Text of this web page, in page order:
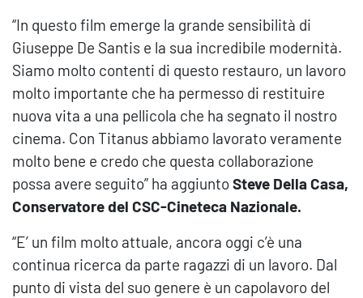
“In questo film emerge la grande sensibilità di
Giuseppe De Santis e la sua incredibile modernità.
Siamo molto contenti di questo restauro, un lavoro
molto importante che ha permesso di restituire
nuova vita a una pellicola che ha segnato il nostro
cinema. Con Titanus abbiamo lavorato veramente
molto bene e credo che questa collaborazione
possa avere seguito” ha aggiuntoSteve Della Casa,
Conservatore del CSC-Cineteca Nazionale.
“E’ un film molto attuale, ancora oggi c’è una
continua ricerca da parte ragazzi di un lavoro. Dal
punto di vista del suo genere è un capolavoro del